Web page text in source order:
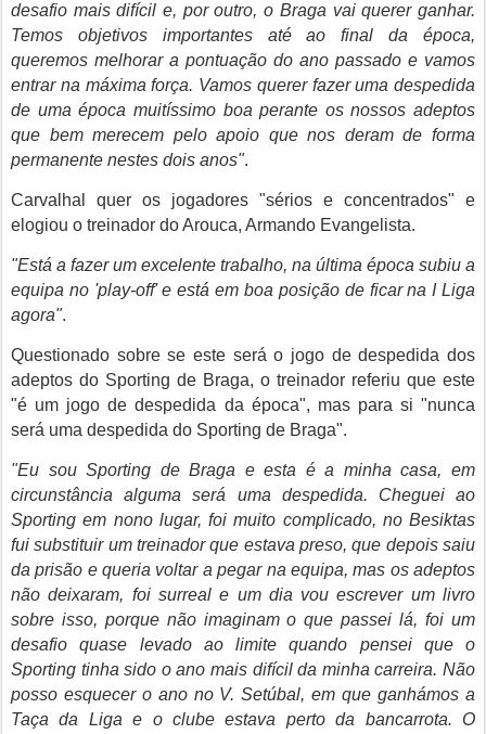
desafio mais difícil e, por outro, o Braga vai querer ganhar.
Temos objetivos importantes até ao final da época,
queremos melhorar a pontuação do ano passado e vamos
entrar na máxima força. Vamos querer fazer uma despedida
de uma época muitíssimo boa perante os nossos adeptos
que bem merecem pelo apoio que nos deram de forma
permanente nestes dois anos".
Carvalhal quer os jogadores "sérios e concentrados" e
elogiou o treinador do Arouca, Armando Evangelista.
"Está a fazer um excelente trabalho, na última época subiu a
equipa no 'play-off' e está em boa posição de ficar na I Liga
agora".
Questionado sobre se este será o jogo de despedida dos
adeptos do Sporting de Braga, o treinador referiu que este
"é um jogo de despedida da época", mas para si "nunca
será uma despedida do Sporting de Braga".
"Eu sou Sporting de Braga e esta é a minha casa, em
circunstância alguma será uma despedida. Cheguei ao
Sporting em nono lugar, foi muito complicado, no Besiktas
fui substituir um treinador que estava preso, que depois saiu
da prisão e queria voltar a pegar na equipa, mas os adeptos
não deixaram, foi surreal e um dia vou escrever um livro
sobre isso, porque não imaginam o que passei lá, foi um
desafio quase levado ao limite quando pensei que o
Sporting tinha sido o ano mais difícil da minha carreira. Não
posso esquecer o ano no V. Setúbal, em que ganhámos a
Taça da Liga e o clube estava perto da bancarrota. O